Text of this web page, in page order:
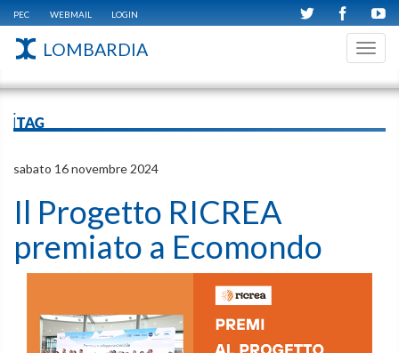
PEC WEBMAIL LOGIN
LOMBARDIA
iTAG
sabato 16 novembre 2024
Il Progetto RICREA
premiato a Ecomondo